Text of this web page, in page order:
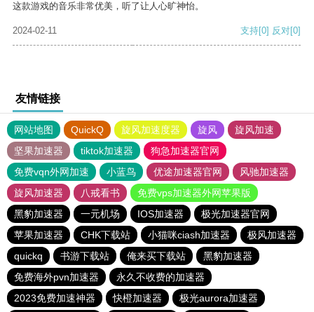
这款游戏的音乐非常优美，听了让人心旷神怡。
2024-02-11 支持[0] 反对[0]
友情链接
网站地图 QuickQ 旋风加速度器 旋风
旋风加速
坚果加速器
tiktok加速器
狗急加速器官网
免费vqn外网加速
小蓝鸟 优途加速器官网
风驰加速器
旋风加速器
八戒看书
免费vps加速器外网苹果版
黑豹加速器
一元机场 IOS加速器
极光加速器官网
苹果加速器
CHK下载站 小猫咪ciash加速器
极风加速器
quickq
书游下载站 俺来买下载站
黑豹加速器
免费海外pvn加速器
永久不收费的加速器
2023免费加速神器
快橙加速器 极光aurora加速器